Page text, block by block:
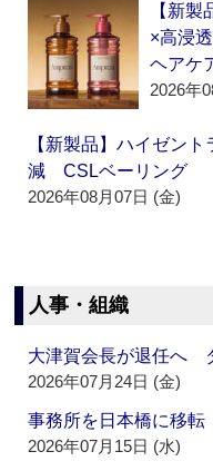
【新
×高浸
ヘアケ
2026年
【新製品】ハイゼン
減 CSLベーリング
2026年08月07日 (金)
人事・組織
大津賀会長が退任へ
2026年07月24日 (金)
事務所を日本橋に移
2026年07月15日 (水)